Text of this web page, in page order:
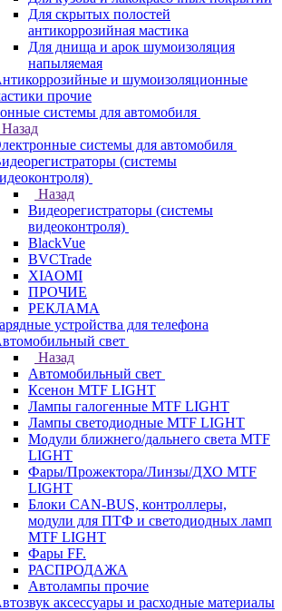
Для скрытых полостей
антикоррозийная мастика
Для днища и арок шумоизоляция
напыляемая
и шумоизоляционные
прочие
системы для автомобиля
Назад
системы для автомобиля
(системы
Назад
Видеорегистраторы (системы
видеоконтроля)
BlackVue
BVCTrade
XIAOMI
ПРОЧИЕ
РЕКЛАМА
устройства для телефона
свет
Назад
Автомобильный свет
Ксенон MTF LIGHT
Лампы галогенные MTF LIGHT
Лампы светодиодные MTF LIGHT
Модули ближнего/дальнего света MTF
LIGHT
Фары/Прожектора/Линзы/ДХО MTF
LIGHT
Блоки CAN-BUS, контроллеры,
модули для ПТФ и светодиодных ламп
MTF LIGHT
Фары FF.
РАСПРОДАЖА
Автолампы прочие
аксессуары и расходные материалы